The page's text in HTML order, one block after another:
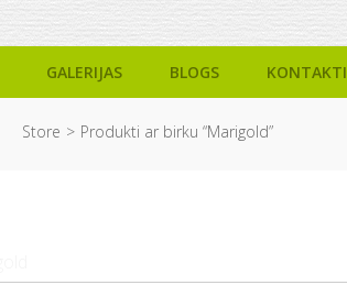
GALERIJAS BLOGS KONTAKTI
Store Produkti ar birku “Marigold”